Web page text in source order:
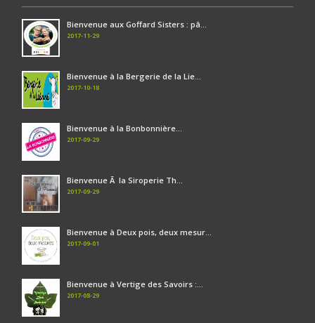
Bienvenue aux Goffard Sisters : pâ...
2017-11-29
Bienvenue à la Bergerie de la Lie...
2017-10-18
Bienvenue à la Bonbonnière...
2017-09-29
Bienvenue Ã la Siroperie Th...
2017-09-29
Bienvenue à Deux pois, deux mesur...
2017-09-01
Bienvenue à Vertige des Savoirs :...
2017-08-29